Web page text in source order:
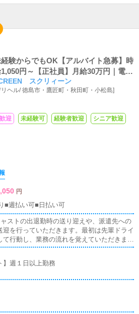
験からでもOK【アルバイト急募】時
円～【正社員】月給30万円｜電話
・HP更新・キャスト送迎募集中
スクリィーン
リヘル/徳島市・鷹匠町・秋田町・小松島]
迎 未経験可 経験者歓迎
シニア歓迎
円
■週払い可■日払い可
ストの出退勤時の送り迎えや、派遣先への
迎を行っていただきます。最初は先輩ドライ
て行動し、業務の流れを覚えていただきます
の方でも安心して働けます。お客様と対面で
。■清掃業務送迎業務の空き時間に、事務所
】週１日以上勤務